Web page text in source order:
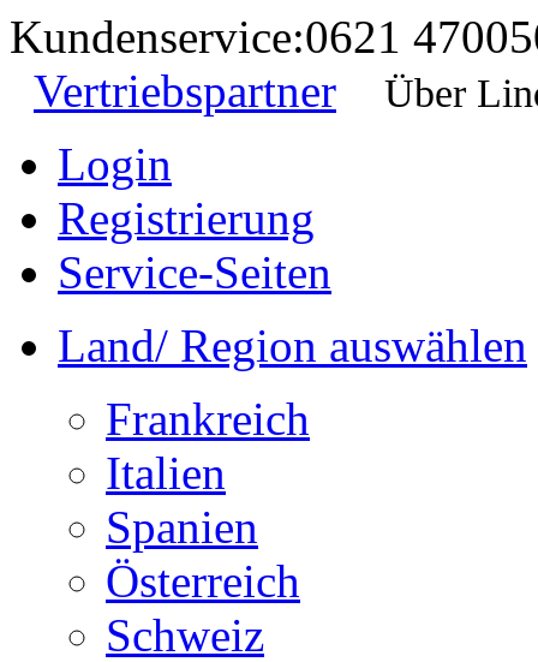
Kundenservice:0621
Vertriebspartner
Über
Login
Registrierung
Service-Seiten
Land/ Region auswählen
Frankreich
Italien
Spanien
Österreich
Schweiz